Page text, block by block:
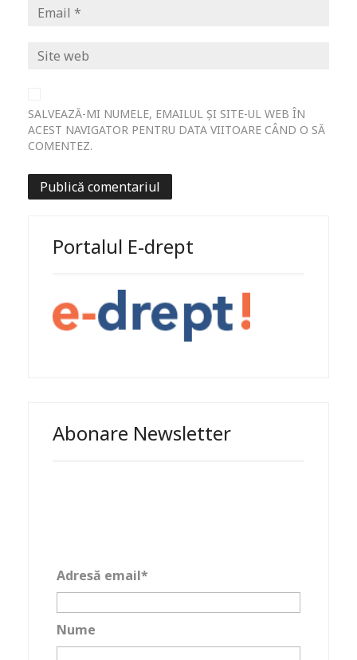
SALVEAZĂ-MI NUMELE, EMAILUL ȘI SITE-UL WEB ÎN
ACEST NAVIGATOR PENTRU DATA VIITOARE CÂND O SĂ
COMENTEZ.
Portalul E-drept
Abonare Newsletter
Adresă email*
Nume